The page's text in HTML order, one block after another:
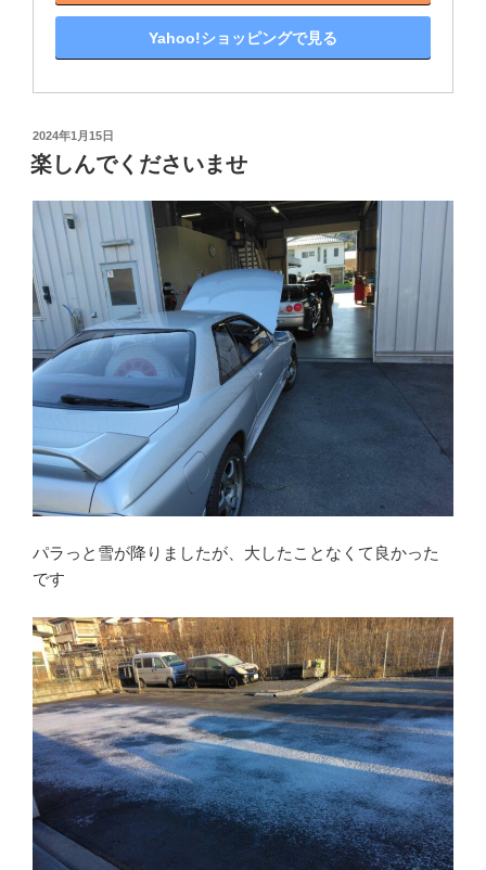
Yahoo!ショッピングで見る
投
稿
日:
2024年1月15日
楽しんでくださいませ
パラっと雪が降りましたが、大したことなくて良かった
です